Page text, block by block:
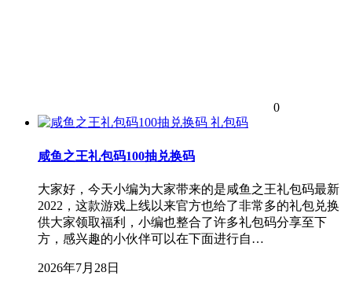
0
礼包码
咸鱼之王礼包码100抽兑换码
大家好，今天小编为大家带来的是咸鱼之王礼包码最新
2022，这款游戏上线以来官方也给了非常多的礼包兑换
供大家领取福利，小编也整合了许多礼包码分享至下
方，感兴趣的小伙伴可以在下面进行自…
2026年7月28日